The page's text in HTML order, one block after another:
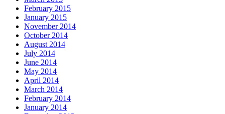
February 2015
January 2015
November 2014
October 2014
August 2014
July 2014
June 2014
May 2014
April 2014
March 2014
February 2014
January 2014